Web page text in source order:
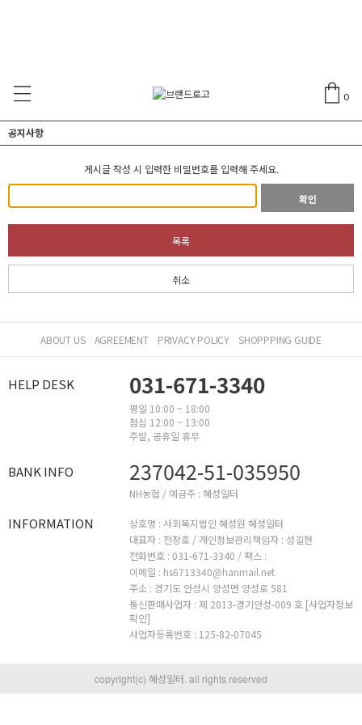
0
공지사항
게시글 작성 시 입력한 비밀번호를 입력해 주세요.
확인
목록
취소
ABOUT US AGREEMENT PRIVACY POLICY SHOPPPING GUIDE
HELP DESK 031-671-3340
평일 10:00 ~ 18:00
점심 12:00 ~ 13:00
주말, 공휴일 휴무
BANK INFO 237042-51-035950
NH농협 / 예금주 : 혜성일터
INFORMATION
상호명 : 사회복지법인 혜성원 혜성일터
대표자 : 전창호 / 개인정보관리책임자 : 성길현
전화번호 : 031-671-3340 / 팩스 :
이메일 : hs6713340@hanmail.net
주소 : 경기도 안성시 양성면 양성로 581
통신판매사업자 : 제 2013-경기안성-009 호 [사업자정보
확인]
사업자등록번호 : 125-82-07045
copyright(c) 혜성일터. all rights reserved